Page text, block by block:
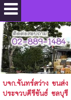
.
ขนส่ง
บจก.จันทร์สว่าง ขนส่
ประจวบคีรีขันธ์ ชลบุ